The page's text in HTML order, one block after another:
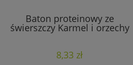
Baton proteinowy ze
świerszczy Karmel i orzechy
8,33 zł